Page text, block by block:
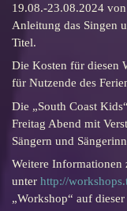
19.08.-23.08.2024
Anleitung das Singen
Titel.
Die Kosten für diesen
für Nutzende des
Die „South Coast
Freitag Abend mit
Sängern und
Weitere Informationen
unter http://
„Workshop“ auf